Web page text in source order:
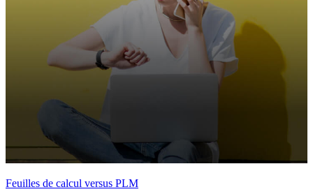
Feuilles de calcul versus PLM